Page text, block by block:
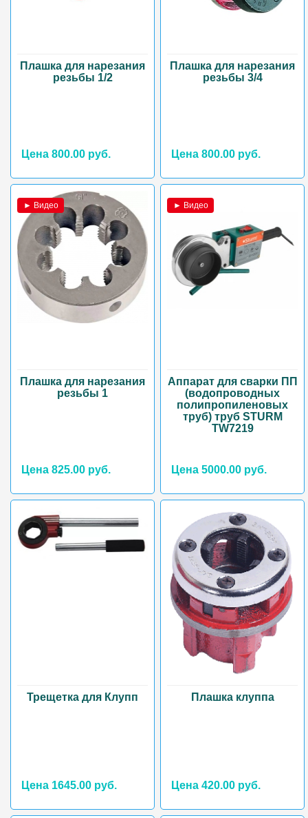
Плашка для нарезания
резьбы 1/2
Цена 800.00 руб.
Плашка для нарезания
резьбы 3/4
Цена 800.00 руб.
► Видео
Плашка для нарезания
резьбы 1
Цена 825.00 руб.
► Видео
Аппарат для сварки ПП
(водопроводных
полипропиленовых
труб) труб STURM
ТW7219
Цена 5000.00 руб.
Трещетка для Клупп
Цена 1645.00 руб.
Плашка клуппа
Цена 420.00 руб.